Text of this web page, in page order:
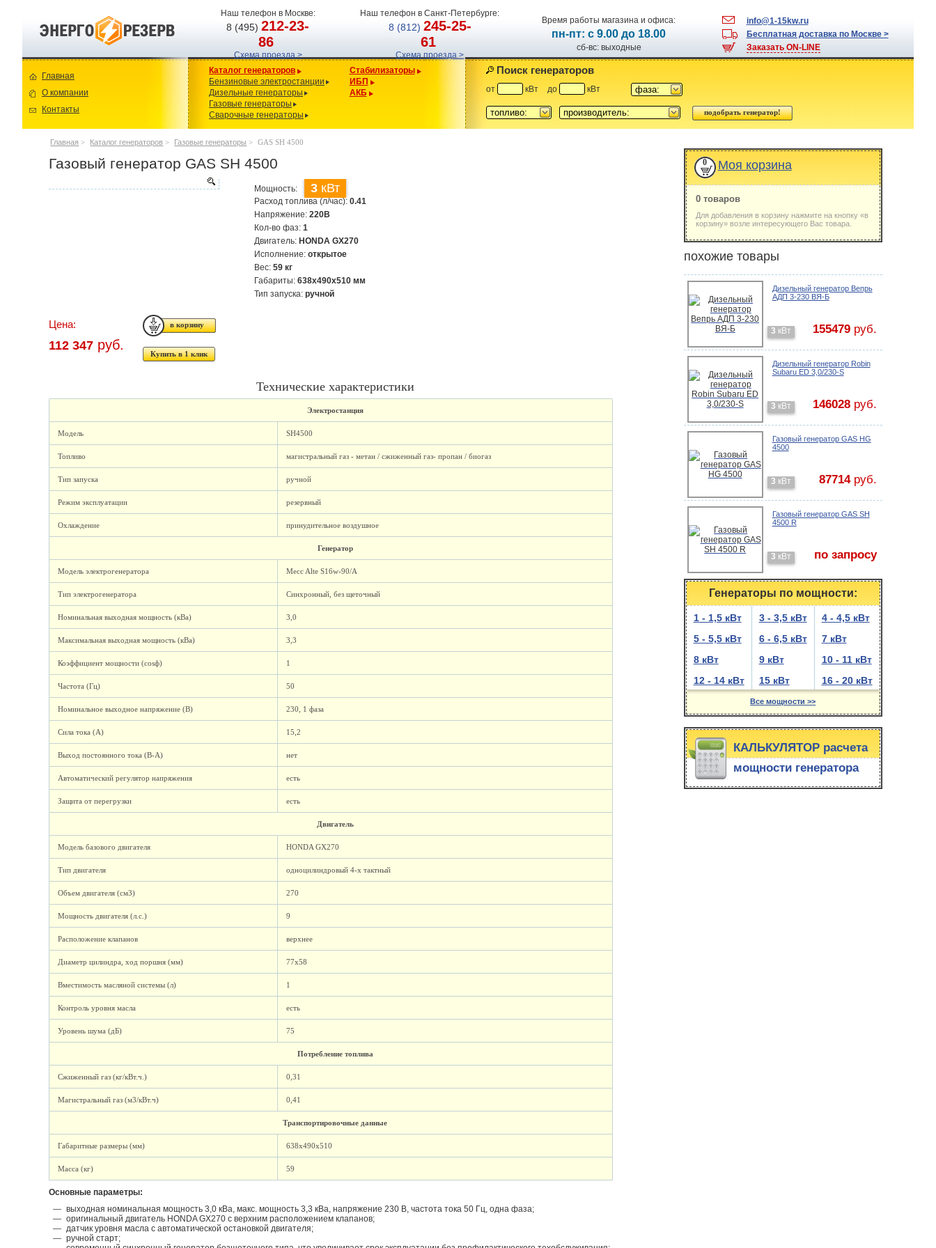
Наш телефон в Москве:
8 (495)212-23-
86
Схема проезда >
Наш телефон в Санкт-Петербурге:
8 (812) 245-25-
61
Схема проезда >
Время работы магазина и офиса:
пн-пт: с 9.00 до 18.00
сб-вс: выходные
info@1-15kw.ru
Бесплатная доставка по Москве >
Заказать ON-LINE
Главная
О компании
Контакты
Каталог генераторов
Бензиновые электростанции
Дизельные генераторы
Газовые генераторы
Сварочные генераторы
Стабилизаторы
ИБП
АКБ
Поиск генераторов
от кВт до кВт фаза:
топливо: производитель:
Главная > Каталог генераторов > Газовые генераторы > GAS SH 4500
Газовый генератор GAS SH 4500
Мощность: 3 кВт
Расход топлива (л/час):0.41
Напряжение:220В
Кол-во фаз:1
Двигатель: HONDA GX270
Исполнение:открытое
Вес:59 кг
Габариты:638x490x510 мм
Тип запуска:ручной
Цена:
112 347 руб.
Купить в 1 клик
Технические характеристики
Электростанция
Модель SH4500
Топливо магистральный газ - метан / сжиженный газ- пропан / биогаз
Тип запуска ручной
Режим эксплуатации резервный
Охлаждение принудительное воздушное
Генератор
Модель электрогенератора Mecc Alte S16w-90/A
Тип электрогенератора Синхронный, без щеточный
Номинальная выходная мощность (кВа) 3,0
Максимальная выходная мощность (кВа) 3,3
Коэффициент мощности (cosф) 1
Частота (Гц) 50
Номинальное выходное напряжение (В) 230, 1 фаза
Сила тока (А) 15,2
Выход постоянного тока (В-А) нет
Автоматический регулятор напряжения есть
Защита от перегрузки есть
Двигатель
Модель базового двигателя HONDA GX270
Тип двигателя одноцилиндровый 4-х тактный
Объем двигателя (см3) 270
Мощность двигателя (л.с.) 9
Расположение клапанов верхнее
Диаметр цилиндра, ход поршня (мм) 77х58
Вместимость масляной системы (л) 1
Контроль уровня масла есть
Уровень шума (дБ) 75
Потребление топлива
Сжиженный газ (кг/кВт.ч.) 0,31
Магистральный газ (м3/кВт.ч) 0,41
Транспортировочные данные
Габаритные размеры (мм) 638x490x510
Масса (кг) 59
Основные параметры:
выходная номинальная мощность 3,0 кВа, макс. мощность 3,3 кВа, напряжение 230 В, частота тока 50 Гц, одна фаза;
оригинальный двигатель HONDA GX270 с верхним расположением клапанов;
датчик уровня масла с автоматической остановкой двигателя;
ручной старт;
0 Моя корзина
0 товаров
Для добавления в корзину нажмите на кнопку «в
корзину» возле интересующего Вас товара.
похожие товары
Дизельный генератор Вепрь
АДП 3-230 ВЯ-Б
3 кВт 155479руб.
Дизельный генератор Robin
Subaru ED 3,0/230-S
3 кВт 146028руб.
Газовый генератор GAS HG
4500
3 кВт 87714руб.
Газовый генератор GAS SH
4500 R
3 кВт по запросу
Генераторы по мощности:
1 - 1,5 кВт 3 - 3,5 кВт
4 - 4,5 кВт
5 - 5,5 кВт
6 - 6,5 кВт
7 кВт
8 кВт
9 кВт
10 - 11 кВт
12 - 14 кВт
15 кВт 16 - 20 кВт
Все мощности >>
КАЛЬКУЛЯТОР расчета
мощности генератора